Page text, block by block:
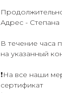
Адрес - Степана
В течение часа
на указанный
❗️На все наши
сертификат